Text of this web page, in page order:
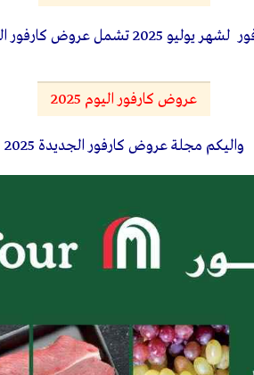
تشمل عروض كارفور الفريش 2025
عروض كارفور اليوم 2025
واليكم مجلة عروض كارفور الجديدة 2025